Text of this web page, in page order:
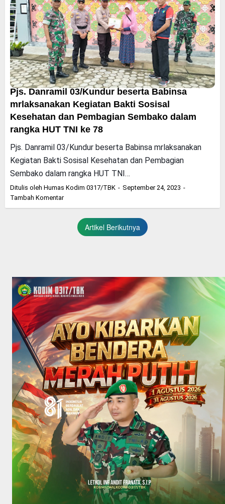
Pjs. Danramil 03/Kundur beserta Babinsa
mrlaksanakan Kegiatan Bakti Sosisal
Kesehatan dan Pembagian Sembako dalam
rangka HUT TNI ke 78
Pjs. Danramil 03/Kundur beserta Babinsa mrlaksanakan
Kegiatan Bakti Sosisal Kesehatan dan Pembagian
Sembako dalam rangka HUT TNI…
Ditulis oleh Humas Kodim 0317/TBK
September 24, 2023
Tambah Komentar
Artikel Berikutnya